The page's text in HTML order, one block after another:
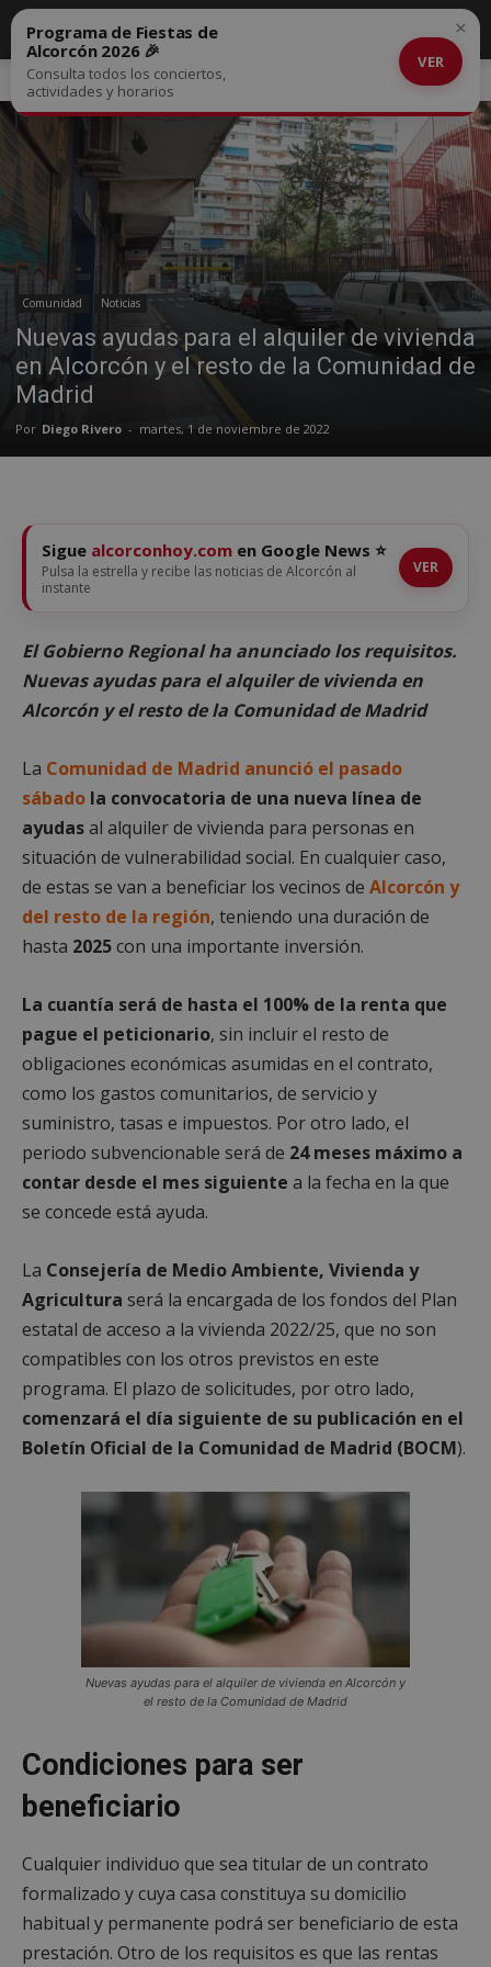
Inicio Comunidad
Comunidad Noticias
Nuevas ayudas para el alquiler de vivienda
en Alcorcón y el resto de la Comunidad de
Madrid
Por Diego Rivero - martes, 1 de noviembre de 2022
Programa de Fiestas de
Alcorcón 2026 🎉
Consulta todos los conciertos,
actividades y horarios
VER
×
Sigue alcorconhoy.com en Google News ⭐
Pulsa la estrella y recibe las noticias de Alcorcón al
instante
VER
El Gobierno Regional ha anunciado los requisitos.
Nuevas ayudas para el alquiler de vivienda en
Alcorcón y el resto de la Comunidad de Madrid
La Comunidad de Madrid anunció el pasado
sábado la convocatoria de una nueva línea de
ayudasal alquiler de vivienda para personas en
situación de vulnerabilidad social. En cualquier caso,
de estas se van a beneficiar los vecinos de Alcorcón y
del resto de la región, teniendo una duración de
hasta 2025con una importante inversión.
La cuantía será de hasta el 100% de la renta que
pague el peticionario, sin incluir el resto de
obligaciones económicas asumidas en el contrato,
como los gastos comunitarios, de servicio y
suministro, tasas e impuestos. Por otro lado, el
periodo subvencionable será de 24 meses máximo a
contar desde el mes siguiente a la fecha en la que
se concede está ayuda.
La Consejería de Medio Ambiente, Vivienda y
Agricultura será la encargada de los fondos del Plan
estatal de acceso a la vivienda 2022/25, que no son
compatibles con los otros previstos en este
programa. El plazo de solicitudes, por otro lado,
comenzará el día siguiente de su publicación en el
Boletín Oficial de la Comunidad de Madrid (BOCM).
Nuevas ayudas para el alquiler de vivienda en Alcorcón y
el resto de la Comunidad de Madrid
Condiciones para ser
beneficiario
Cualquier individuo que sea titular de un contrato
formalizado y cuya casa constituya su domicilio
habitual y permanente podrá ser beneficiario de esta
prestación. Otro de los requisitos es que las rentas